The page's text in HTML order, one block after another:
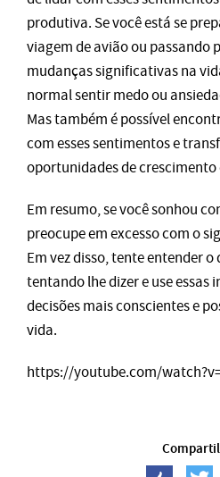
produtiva. Se você está se
viagem de avião ou passando
mudanças significativas na
normal sentir medo ou
Mas também é possível
com esses sentimentos e
oportunidades de crescimento
Em resumo, se você sonhou
preocupe em excesso com o
Em vez disso, tente entender o
tentando lhe dizer e use
decisões mais conscientes e
vida.
https://youtube.com/